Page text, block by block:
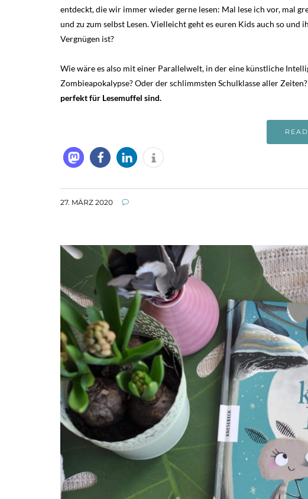
entdeckt, die wir immer wieder gerne lesen: Mal lese ich vor, mal
und zu zum selbst Lesen. Vielleicht geht es euren Kids auch so und
Vergnügen ist?
Wie wäre es also mit einer Parallelwelt, in der eine künstliche
Zombieapokalypse? Oder der schlimmsten Schulklasse aller Zeiten?
perfekt für Lesemuffel sind.
27. MÄRZ 2020